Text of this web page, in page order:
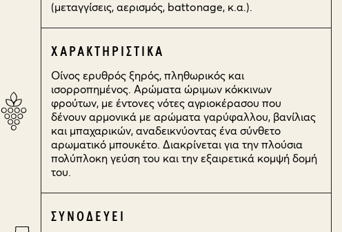
(μεταγγίσεις, αερισμός, battonage, κ.α.).
ΧΑΡΑΚΤΗΡΙΣΤΙΚΑ
Οίνος ερυθρός ξηρός, πληθωρικός και
ισορροπημένος. Αρώματα ώριμων κόκκινων
φρούτων, με έντονες νότες αγριοκέρασου που
δένουν αρμονικά με αρώματα γαρύφαλλου, βανίλιας
και μπαχαρικών, αναδεικνύοντας ένα σύνθετο
αρωματικό μπουκέτο. Διακρίνεται για την πλούσια
πολύπλοκη γεύση του και την εξαιρετικά κομψή δομή
του.
ΣΥΝΟΔΕΥΕΙ